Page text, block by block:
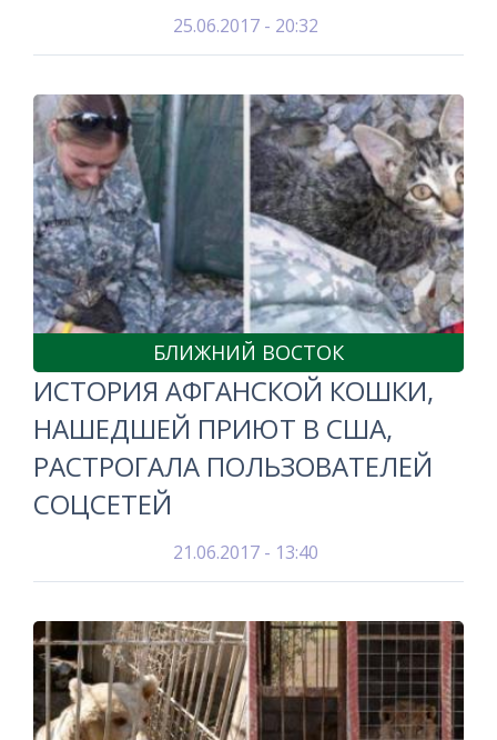
25.06.2017 - 20:32
БЛИЖНИЙ ВОСТОК
ИСТОРИЯ АФГАНСКОЙ КОШКИ,
НАШЕДШЕЙ ПРИЮТ В США,
РАСТРОГАЛА ПОЛЬЗОВАТЕЛЕЙ
СОЦСЕТЕЙ
21.06.2017 - 13:40